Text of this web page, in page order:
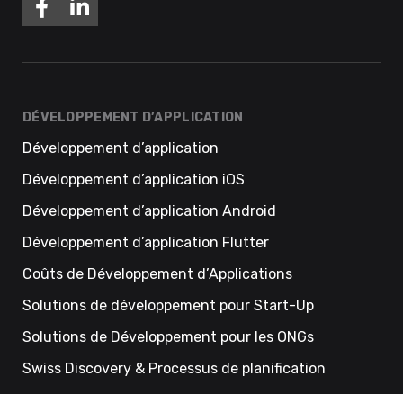
DÉVELOPPEMENT D’APPLICATION
Développement d’application
Développement d’application iOS
Développement d’application Android
Développement d’application Flutter
Coûts de Développement d’Applications
Solutions de développement pour Start-Up
Solutions de Développement pour les ONGs
Swiss Discovery & Processus de planification